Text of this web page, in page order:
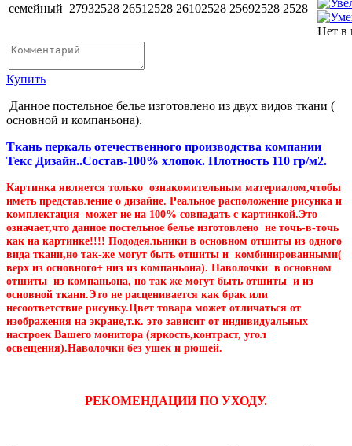
семейный 27932528 2651 2528 26102528 25692528 2528
Нет в
Купить
Данное постельное белье изготовлено из двух видов ткани (
основной и компаньона).
Ткань перкаль отечественного производства компании
Текс Дизайн..Состав-100% хлопок. Плотность 110 гр/м2.
Картинка является только ознакомительным материалом,чтобы
иметь представление о дизайне. Реальное расположение рисунка и
комплектация может не на 100% совпадать с картинкой.Это
означает,что данное постельное белье изготовлено не точь-в-точь
как на картинке!!!! Пододеяльники в основном отшиты из одного
вида ткани,но так-же могут быть отшиты и комбинированными(
верх из основного+ низ из компаньона). Наволочки в основном
отшиты из компаньона, но так же могут быть отшиты и из
основной ткани.Это не расценивается как брак или
несоответствие рисунку.Цвет товара может отличаться от
изображения на экране,т.к. это зависит от индивидуальных
настроек Вашего монитора (яркость,контраст, угол
освещения).Наволочки без ушек и рюшей.
РЕКОМЕНДАЦИИ ПО УХОДУ.